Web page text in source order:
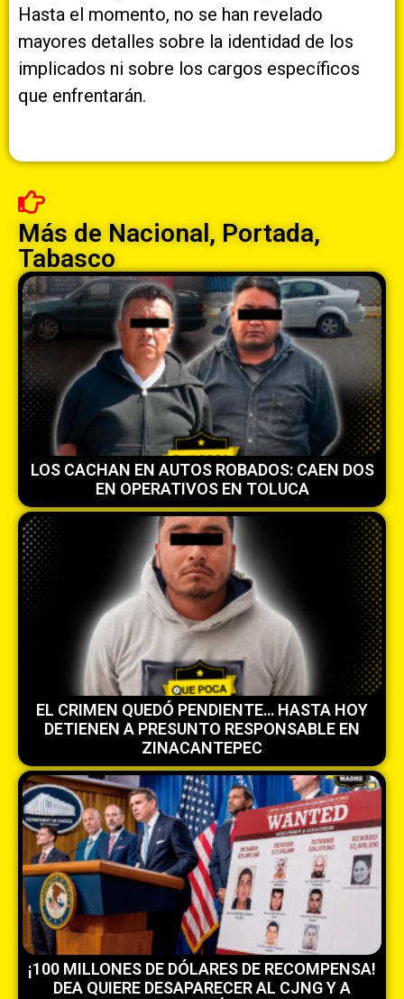
Hasta el momento, no se han revelado
mayores detalles sobre la identidad de los
implicados ni sobre los cargos específicos
que enfrentarán.
Más de Nacional , Portada,
Tabasco
LOS CACHAN EN AUTOS ROBADOS: CAEN DOS
EN OPERATIVOS EN TOLUCA
EL CRIMEN QUEDÓ PENDIENTE… HASTA HOY
DETIENEN A PRESUNTO RESPONSABLE EN
ZINACANTEPEC
¡100 MILLONES DE DÓLARES DE RECOMPENSA!
DEA QUIERE DESAPARECER AL CJNG Y A